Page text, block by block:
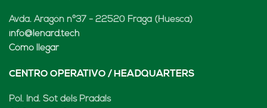
Avda. Aragón nº37 - 22520 Fraga (Huesca)
info@lenard.tech
Cómo llegar
CENTRO OPERATIVO / HEADQUARTERS
Pol. Ind. Sot dels Pradals